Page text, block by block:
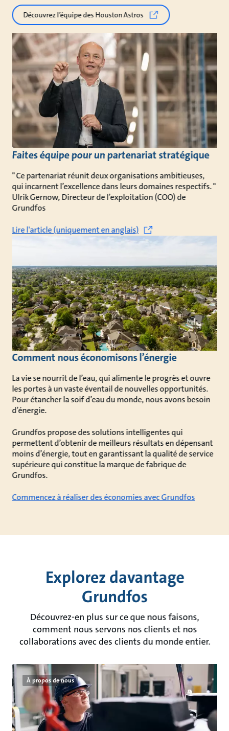
Découvrez l’équipe des Houston Astros
Faites équipe pour un partenariat stratégique
" Ce partenariat réunit deux organisations ambitieuses,
qui incarnent l’excellence dans leurs domaines respectifs. "
Ulrik Gernow, Directeur de l’exploitation (COO) de
Grundfos
Lire l'article (uniquement en anglais)
Comment nous économisons l’énergie
La vie se nourrit de l’eau, qui alimente le progrès et ouvre
les portes à un vaste éventail de nouvelles opportunités.
Pour étancher la soif d’eau du monde, nous avons besoin
d’énergie.
Grundfos propose des solutions intelligentes qui
permettent d’obtenir de meilleurs résultats en dépensant
moins d’énergie, tout en garantissant la qualité de service
supérieure qui constitue la marque de fabrique de
Grundfos.
Commencez à réaliser des économies avec Grundfos
Explorez davantage
Grundfos
Découvrez-en plus sur ce que nous faisons,
comment nous servons nos clients et nos
collaborations avec des clients du monde entier.
À propos de nous